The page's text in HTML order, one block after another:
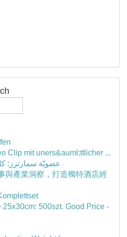
Clip mit uners&auml;ttlicher ...
عضويّة سمارترز:
與產業洞察，打造獨特酒店經
500szt. Good Price -